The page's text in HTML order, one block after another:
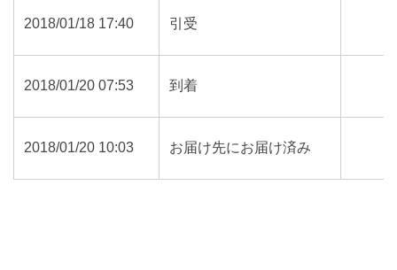
2018/01/18 17:40 引受
2018/01/20 07:53 到着
2018/01/20 10:03 お届け先にお届け済み